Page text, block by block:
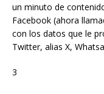
un minuto de
Facebook (ahora
con los datos que le
Twitter, alias X,
3